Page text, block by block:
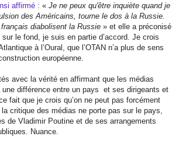
affirmé : « Je ne peux qu'être inquiète quand je
des Américains, tourne le dos à la Russie.
diabolisent la Russie » et elle a préconisé
le fond, je suis en partie d’accord. Je crois
à l’Oural, que l’OTAN n’a plus de sens
européenne.
avec la vérité en affirmant que les médias
différence entre un pays
et ses dirigeants et
fait que je crois qu’on ne peut pas forcément
critique des médias ne porte pas sur le pays,
de Vladimir Poutine et de ses arrangements
Nuance.